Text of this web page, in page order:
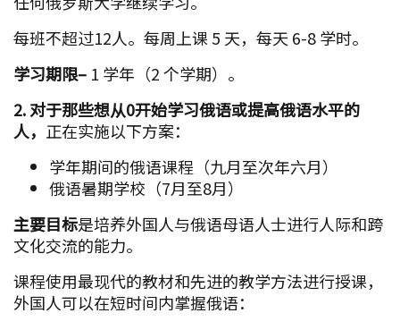
文化交流的能力。
课程使用最现代的教材和先进的教学方法进行授课，
外国人可以在短时间内掌握俄语：
以课堂音乐会的形式进行互动课程
旅行课
课堂问答游戏等
3.对于那些想在俄罗斯接受高等教育、 争取精英文科
教育并想成为跨文化交流方面广受欢迎的专业人才来
说，可以选择以下专业：
学士学位